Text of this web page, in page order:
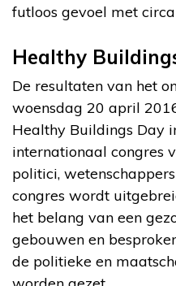
futloos gevoel met
Healthy
De resultaten van het
woensdag 20 april
Healthy Buildings Day
internationaal congres
politici,
congres wordt
het belang van een
gebouwen en
de politieke en